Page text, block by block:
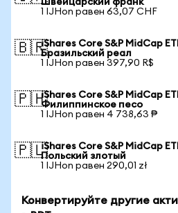
Швейцарский франк
1 IJHon равен 63,07 CHF
🇧🇷iShares Core S&P MidCap
Бразильский реал
1 IJHon равен 397,90 R$
🇵🇭iShares Core S&P MidCap
Филиппинское песо
1 IJHon равен 4 738,63 ₱
🇵🇱iShares Core S&P MidCap
Польский злотый
1 IJHon равен 290,01 zł
Конвертируйте другие